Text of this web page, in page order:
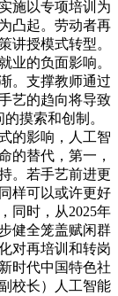
施以专项培训为
凸起。劳动者再
讲授模式转型。
业的负面影响。
。支撑教师通过
艺的趋向将导致
摸索和创制。
的影响，人工智
的替代，第一，
。若手艺前进更
样可以或许更好
同时，从2025年
健全笼盖赋闲群
对再培训和转岗
时代中国特色社
校长）人工智能